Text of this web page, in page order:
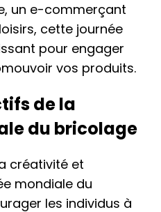
un e-commerçant
cette journée
pour engager
vos produits.
de la
du bricolage
créativité et
mondiale du
les individus à